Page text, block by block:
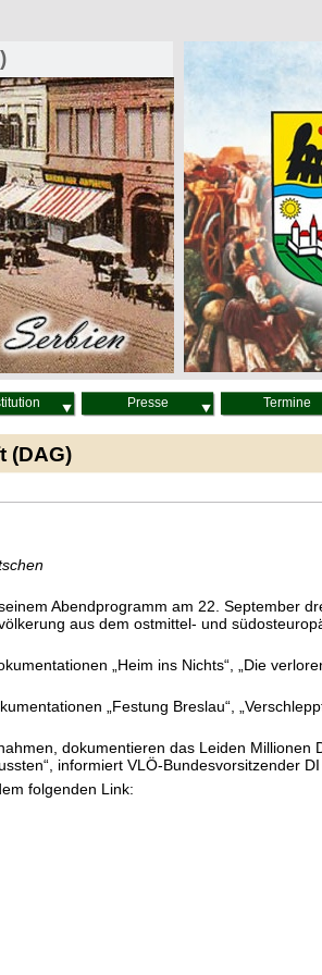
Presse Termine
(DAG)
Abendprogramm am 22. September
aus dem ostmittel- und
„Heim ins Nichts“, „Die
„Festung Breslau“,
dokumentieren das Leiden Millionen
informiert VLÖ-Bundesvorsitzender DI
folgenden Link: